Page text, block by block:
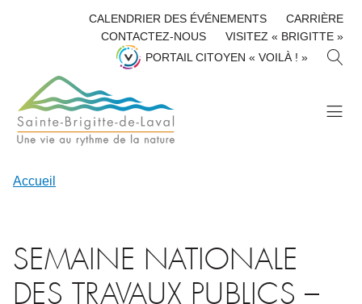
CALENDRIER DES ÉVÉNEMENTS
CARRIÈRE
CONTACTEZ-NOUS
VISITEZ « BRIGITTE »
PORTAIL CITOYEN « VOILÀ ! »
H
Accueil
SEMAINE NATIONALE
DES TRAVAUX PUBLICS –